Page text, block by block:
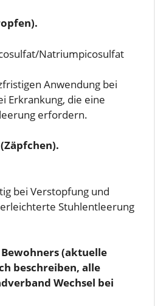
Natriumpicosulfat
Anwendung bei
Erkrankung, die eine
erfordern.
bei Verstopfung und
Stuhlentleerung
(aktuelle
beschreiben, alle
Wechsel bei